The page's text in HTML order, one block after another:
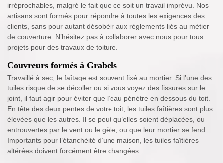
irréprochables, malgré le fait que ce soit un travail imprévu. Nos
artisans sont formés pour répondre à toutes les exigences des
clients, sans pour autant désobéir aux règlements liés au métier
de couverture. N’hésitez pas à collaborer avec nous pour tous
projets pour des travaux de toiture.
Couvreurs formés à Grabels
Travaillé à sec, le faîtage est souvent fixé au mortier. Si l’une des
tuiles risque de se décoller ou si vous voyez des fissures sur le
joint, il faut agir pour éviter que l’eau pénètre en dessous du toit.
En tête des deux pentes de votre toit, les tuiles faîtières sont plus
élevées que les autres. Il se peut qu’elles soient déplacées, ou
entrouvertes par le vent ou le gèle, ou que leur mortier se fend.
Importants pour l’étanchéité d’une maison, les tuiles faîtières
altérées doivent forcément être changées.